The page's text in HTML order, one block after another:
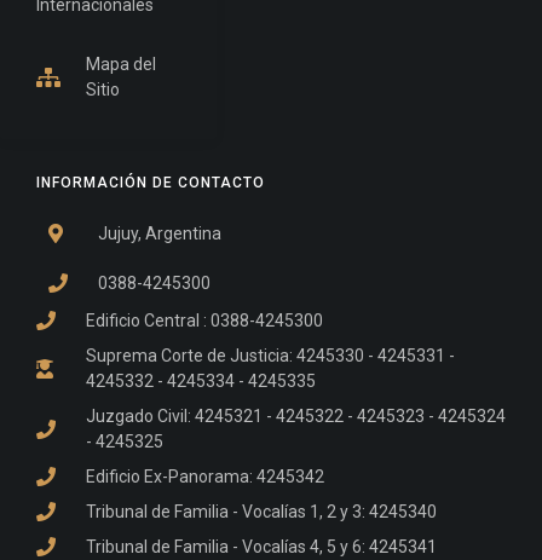
INFORMACIÓN DE CONTACTO
Jujuy, Argentina
0388-4245300
Edificio Central : 0388-4245300
Suprema Corte de Justicia: 4245330 - 4245331 -
4245332 - 4245334 - 4245335
Juzgado Civil: 4245321 - 4245322 - 4245323 - 4245324
- 4245325
Edificio Ex-Panorama: 4245342
Tribunal de Familia - Vocalías 1, 2 y 3: 4245340
Tribunal de Familia - Vocalías 4, 5 y 6: 4245341
Internacionales
Mapa del
Sitio